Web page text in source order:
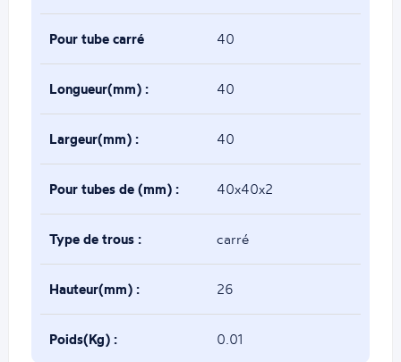
Pour tube carré
de(mm) :
40
Longueur(mm) : 40
Largeur(mm) : 40
Pour tubes de (mm) : 40x40x2
Type de trous : carré
Hauteur(mm) : 26
Poids(Kg) : 0.01